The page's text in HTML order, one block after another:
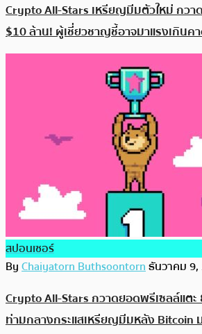
Crypto All-Stars เหรียญมีมตัวใหม่ กวา
$10 ล้าน! ผู้เชี่ยวชาญชี้อาจมาแรงเกินค
สปอนเซอร์
ByChaiyatorn Buthsoontornธันวาคม 9,
Crypto All-Stars กวาดยอดพรีเซลล์แต
ท่ามกลางกระแสเหรียญมีมหลัง Bitcoin